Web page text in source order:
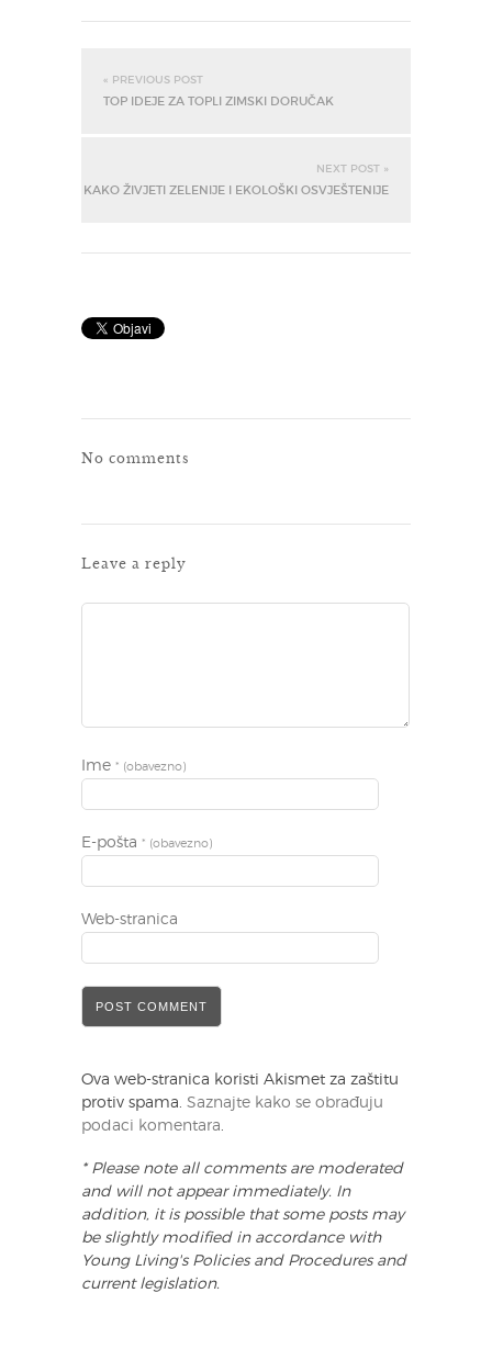
« PREVIOUS POST
TOP IDEJE ZA TOPLI ZIMSKI DORUČAK
NEXT POST »
KAKO ŽIVJETI ZELENIJE I EKOLOŠKI OSVJEŠTENIJE
No comments
Leave a reply
Ime * (obavezno)
E-pošta * (obavezno)
Web-stranica
Ova web-stranica koristi Akismet za zaštitu
protiv spama. Saznajte kako se obrađuju
podaci komentara.
* Please note all comments are moderated
and will not appear immediately. In
addition, it is possible that some posts may
be slightly modified in accordance with
Young Living's Policies and Procedures and
current legislation.